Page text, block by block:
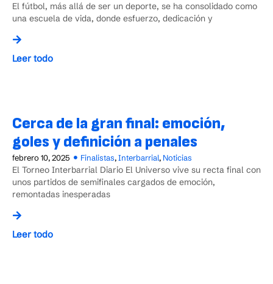
El fútbol, más allá de ser un deporte, se ha consolidado como
una escuela de vida, donde esfuerzo, dedicación y
Leer todo
Cerca de la gran final: emoción,
goles y definición a penales
febrero 10, 2025 Finalistas,Interbarrial, Noticias
El Torneo Interbarrial Diario El Universo vive su recta final con
unos partidos de semifinales cargados de emoción,
remontadas inesperadas
Leer todo